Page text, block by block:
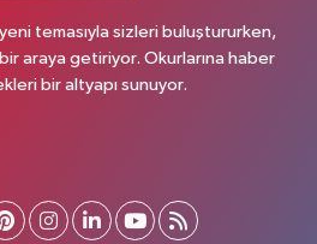
temasıyla sizleri buluştururken,
araya getiriyor. Okurlarına haber
bir altyapı sunuyor.